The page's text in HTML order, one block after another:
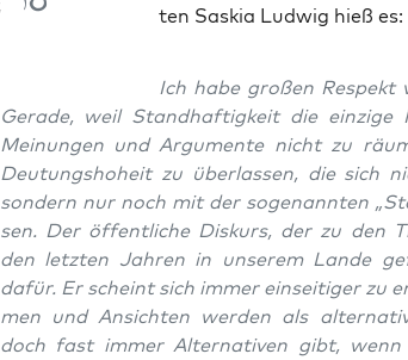
ten Saskia Lud­wig hieß es:
Ich habe gro­ßen Respekt
Gera­de, weil Stand­haf­tig­keit die ein­zi­ge
Mei­nun­gen und Argu­men­te nicht zu
Deu­tungs­ho­heit zu über­las­sen, die sich
son­dern nur noch mit der soge­nann­ten
sen. Der öffent­li­che Dis­kurs, der zu den
den letz­ten Jah­ren in unse­rem Lan­de
dafür. Er scheint sich immer ein­sei­ti­ger zu
men und Ansich­ten wer­den als
doch fast immer Alter­na­ti­ven gibt,